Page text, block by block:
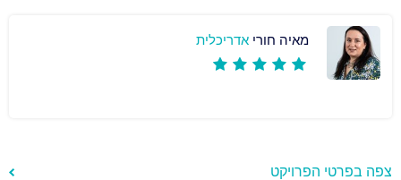
מאיה חורי אדריכלית
צפה בפרטי הפרויקט